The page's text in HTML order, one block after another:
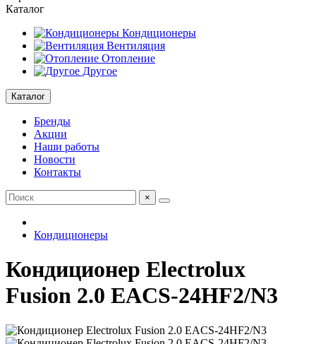
Каталог
Кондиционеры
Вентиляция
Отопление
Другое
Каталог
Бренды
Акции
Наши работы
Новости
Контакты
×
Кондиционеры
Кондиционер Electrolux
Fusion 2.0 EACS-24HF2/N3